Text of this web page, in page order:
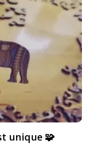
unique 🧩